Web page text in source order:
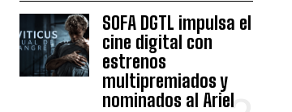
SOFA DGTL impulsa el
cine digital con
estrenos
multipremiados y
nominados al Ariel